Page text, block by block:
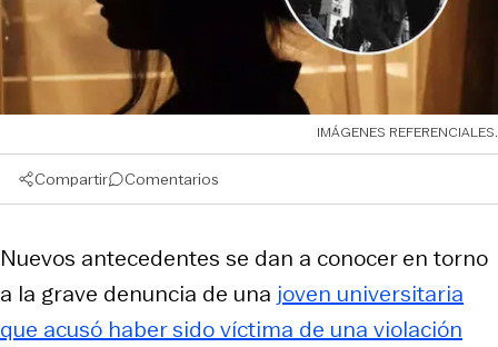
IMÁGENES REFERENCIALES.
Compartir Comentarios
Nuevos antecedentes se dan a conocer en torno
a la grave denuncia de una joven universitaria
que acusó haber sido víctima de una violación